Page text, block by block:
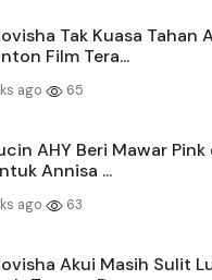
Tak Kuasa Tahan
Film Tera...
ago 65
AHY Beri Mawar
Annisa ...
ago 63
Akui Masih Sulit